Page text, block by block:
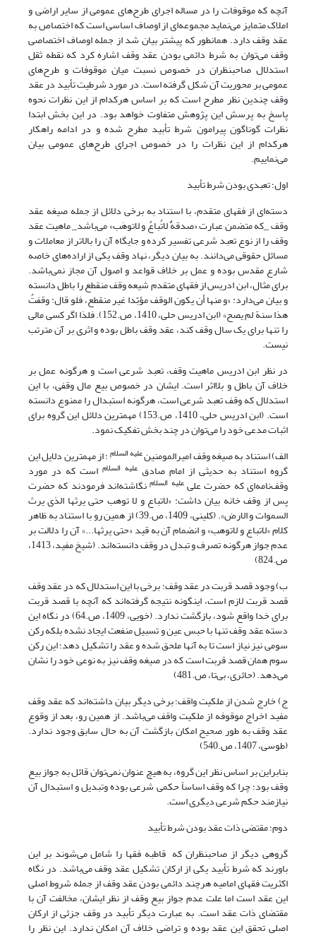
آنچه که موقوفات را در مساله اجرای طرح‌های عمومی از سایر اراضی و
املاک متمایز می‌نماید مجموعه‌ای از اوصاف اساسی است که اختصاص به
عقد وقف دارد. همانطور که پیشتر بیان شد از جمله اوصاف اختصاصی
وقف می‌توان به شرط دائمی بودن عقد وقف اشاره کرد که نقطه ثقل
استدلال صاحبنظران در خصوص نسبت میان موقوفات و طرح‌های
عمومی بر محوریت آن شکل گرفته است. در مورد شرطیت تأبید در عقد
وقف چندین نظر مطرح است که بر اساس هرکدام از این نظرات نحوه
پاسخ به پرسش این پژوهش متفاوت خواهد بود. در این بخش ابتدا
نظرات گوناگون پیرامون شرط تأبید مطرح شده و در ادامه راهکار
هرکدام از این نظرات را در خصوص اجرای طرح‌های عمومی بیان
می‌نماییم.
اول؛ تعبدی بودن شرط تأبید
دسته‌ای از فقهای متقدم، با استناد به برخی دلائل از جمله صیغه عقد
وقف _که متضمن عبارت «صدقهٌ لاتُباعُ و لاتوهَب» می‌باشد_ ماهیت عقد
وقف را از نوع تعبد شرعی تفسیر کرده و جایگاه آن را بالاتر از معاملات و
مسائل حقوقی می‌دانند. به بیان دیگر، نهاد وقف یکی از اراده‌های خاصه
شارع مقدس بوده و عمل بر خلاف قواعد و اصول آن مجاز نمی‌باشد.
برای مثال، ابن ادریس از فقهای متقدم شیعه وقف منقطع را باطل دانسته
و بیان می‌دارد: «و منها أن یکون الوقف مؤبّدا غیر منقطع، فلو قال: وقفتُ
هذا سنة لم یصح» (ابن ادریس حلی، 1410، ص.152). فلذا اگر کسی مالی
را تنها برای یک سال وقف کند، عقد وقف باطل بوده و اثری بر آن مترتب
نیست.
در نظر ابن ادریس ماهیت وقف، تعبد شرعی است و هرگونه عمل بر
خلاف آن باطل و بلااثر است. ایشان در خصوص بیع مال وقفی، با این
استدلال که وقف تعبد شرعی است، هرگونه استبدال را ممنوع دانسته
است. (ابن ادریس حلی، 1410، ص.153) مهمترین دلائل این گروه برای
اثبات مدعی خود را می‌توان در چند بخش تفکیک نمود.
الف) استناد به صیغه وقف امیرالمومنینعلیه السلام ؛ از مهمترین دلایل این
گروه استناد به حدیثی از امام صادق علیه السلام است که در مورد
وقف‌نامه‌ای که حضرت علیعلیه السلامنگاشته‌اند فرمودند که حضرت
پس از وقف خانه بیان داشت: «لاتباع و لا توهب حتی یرثها الذی یرث
السموات و الارض». (کلینی، 1409، ص.39) از همین رو با استناد به ظاهر
کلام «لاتباع و لاتوهب» و انضمام آن به قید «حتی یرثها...» آن را دلالت بر
عدم جواز هرگونه تصرف و تبدل در وقف دانسته‌اند. (شیخ مفید، 1413،
ص.824)
ب) وجود قصد قربت در عقد وقف؛ برخی با این استدلال که در عقد وقف
قصد قربت لازم است، اینگونه نتیجه‌ گرفته‌اند که آنچه با قصد قربت
برای خدا واقع شود، بازگشت ندارد. (خویی، 1409، ص.64) در نگاه این
دسته عقد وقف تنها با حبس عین و تسبیل منفعت ایجاد نشده بلکه رکن
سومی نیز نیاز است تا به آنها ملحق شده و عقد را تشکیل دهد؛ این رکن
سوم همان قصد قربت است که در صیغه وقف نیز به نوعی خود را نشان
می‌دهد. (حائری، بی‌تا، ص.481)
ج) خارج شدن از ملکیت واقف؛ برخی دیگر بیان داشته‌اند که عقد وقف
مفید اخراج موقوفه از ملکیت واقف می‌باشد. از همین رو، بعد از وقوع
عقد وقف به طور صحیح امکان بازگشت آن به حال سابق وجود ندارد.
(طوسی، 1407، ص.540)
بنابراین بر اساس نظر این گروه، به هیچ عنوان نمی‌توان قائل به جواز بیع
وقف بود؛ چرا که وقف اساساً حکمی شرعی بوده وتبدیل و استبدال آن
نیازمند حکم شرعی دیگری است.
دوم؛ مقتضی ذات عقد بودن شرط تأبید
گروهی دیگر از صاحبنظران که قاطبه فقها را شامل می‌‎شوند بر این
باورند که شرط تأبید یکی از ارکان تشکیل عقد وقف می‌باشد. در نگاه
اکثریت فقهای امامیه هرچند دائمی بودن عقد وقف از جمله شروط اصلی
این عقد است اما علت عدم جواز بیع وقف از نظر ایشان، مخالفت آن با
مقتضای ذات عقد است. به عبارت دیگر تأبید در وقف جزئی از ارکان
اصلی تحقق این عقد بوده و تراضی خلاف آن امکان ندارد. این نظر را